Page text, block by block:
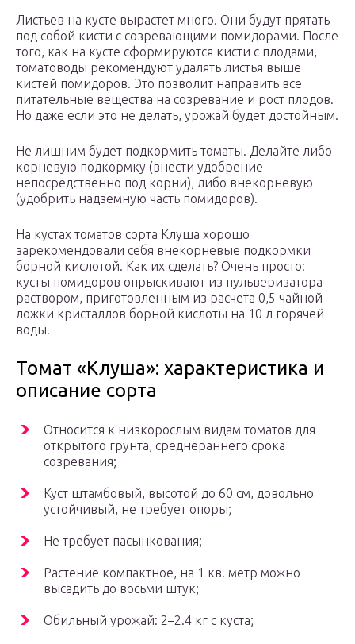
Листьев на кусте вырастет много. Они будут прятать
под собой кисти с созревающими помидорами. После
того, как на кусте сформируются кисти с плодами,
томатоводы рекомендуют удалять листья выше
кистей помидоров. Это позволит направить все
питательные вещества на созревание и рост плодов.
Но даже если это не делать, урожай будет достойным.
Не лишним будет подкормить томаты. Делайте либо
корневую подкормку (внести удобрение
непосредственно под корни), либо внекорневую
(удобрить надземную часть помидоров).
На кустах томатов сорта Клуша хорошо
зарекомендовали себя внекорневые подкормки
борной кислотой. Как их сделать? Очень просто:
кусты помидоров опрыскивают из пульверизатора
раствором, приготовленным из расчета 0,5 чайной
ложки кристаллов борной кислоты на 10 л горячей
воды.
Томат «Клуша»: характеристика и
описание сорта
Относится к низкорослым видам томатов для
открытого грунта, среднераннего срока
созревания;
Куст штамбовый, высотой до 60 см, довольно
устойчивый, не требует опоры;
Не требует пасынкования;
Растение компактное, на 1 кв. метр можно
высадить до восьми штук;
Обильный урожай: 2­–2.4 кг с куста;